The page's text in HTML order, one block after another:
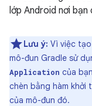
lớp Android nơi
Lưu ý: Vì việc
mô-đun Gradle sử
Application của
chèn bằng hàm khởi
của mô-đun đó.